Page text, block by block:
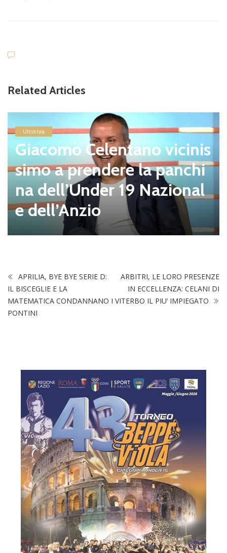
Related Articles
Ultim'ora
Giacomo Celentano vicinis
simo a prendere la panchi
na dell’Under 19 Nazional
e dell’Anzio
APRILIA, BYE BYE SERIE D:
IL BISCEGLIE E LA
MATEMATICA CONDANNANO I
PONTINI
ARBITRI, LE LORO PRESENZE
IN ECCELLENZA: CELANI DI
VITERBO IL PIU’ IMPIEGATO